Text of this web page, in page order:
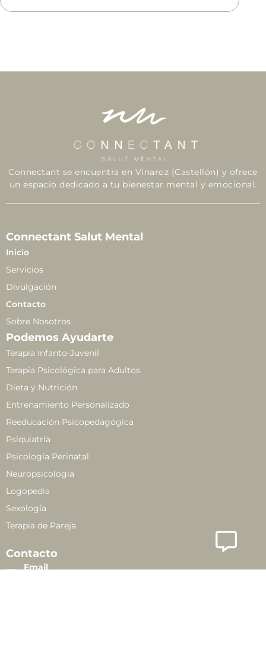
Connectant se encuentra en Vinaroz (Castellón) y ofrece
un espacio dedicado a tu bienestar mental y emocional.
Podemos Ayudarte
Terapia Infanto-Juvenil
Terapia Psicológica para Adultos
Dieta y Nutrición
Entrenamiento Personalizado
Reeducación Psicopedagógica
Psiquiatría
Psicología Perinatal
Neuropsicologia
Logopedia
Sexología
Terapia de Pareja
Connectant Salut Mental
Inicio
Servicios
Divulgación
Contacto
Sobre Nosotros
Contacto
Email